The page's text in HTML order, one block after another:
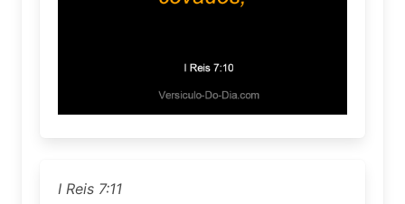
I Reis 7:11